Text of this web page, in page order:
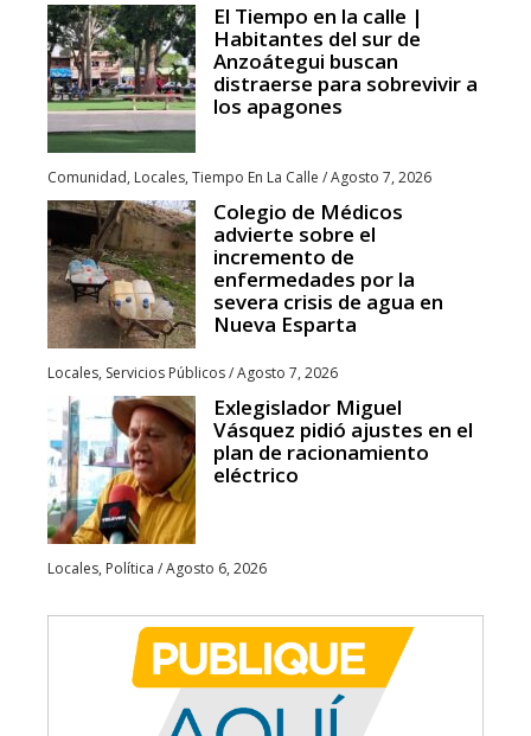
El Tiempo en la calle |
Habitantes del sur de
Anzoátegui buscan
distraerse para sobrevivir a
los apagones
Comunidad, Locales, Tiempo En La Calle /Agosto 7, 2026
Colegio de Médicos
advierte sobre el
incremento de
enfermedades por la
severa crisis de agua en
Nueva Esparta
Locales, Servicios Públicos/Agosto 7, 2026
Exlegislador Miguel
Vásquez pidió ajustes en el
plan de racionamiento
eléctrico
Locales, Política /Agosto 6, 2026